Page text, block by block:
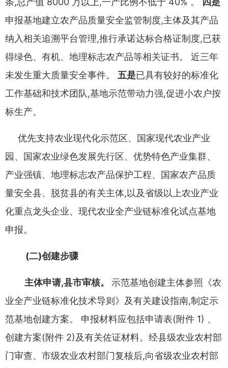
申报基地建立农产品质量安全监管制度,主体及其产品
纳入相关追溯平台管理,推行承诺达标合格证制度,已获
得绿色、 有机、 地理标志农产品等相关证书。 近三年
未发生重大质量安全事件。 五是已具有较好的标准化
工作基础和技术团队 ,基地示范带动力强,促进小农户按
标生产。
优先支持农业现代化示范区、 国家现代农业产业
园 、 国家农业绿色发展先行区、 优势特色产业集群、
产业强镇、 地理标志农产品保护工程、 国家农产品质
量安全县、 脱贫县的有关主体,以及省级以上农业产业
化重点龙头企业、 现代农业全产业链标准化试点基地
申报。
(二)创建步骤
主体申请,县市审核。 示范基地创建主体参照 《农
业全产业链标准化技术导则 》 及有关建设指南,制定示
范基地创建方案。 申报材料应包括申请表(附件 1) 、
创建方案(附件 2)及有关佐证材料。 经县级农业农村部
门审查、 市级农业农村部门复核后,向省级农业农村部